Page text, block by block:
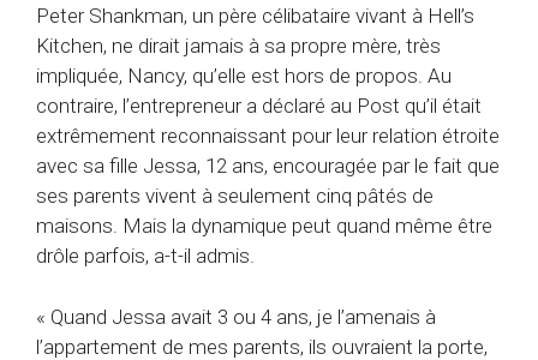
Peter Shankman, un père célibataire vivant à Hell’s
Kitchen, ne dirait jamais à sa propre mère, très
impliquée, Nancy, qu’elle est hors de propos. Au
contraire, l’entrepreneur a déclaré au Post qu’il était
extrêmement reconnaissant pour leur relation étroite
avec sa fille Jessa, 12 ans, encouragée par le fait que
ses parents vivent à seulement cinq pâtés de
maisons. Mais la dynamique peut quand même être
drôle parfois, a-t-il admis.
« Quand Jessa avait 3 ou 4 ans, je l’amenais à
l’appartement de mes parents, ils ouvraient la porte,